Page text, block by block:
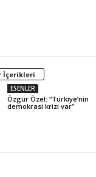
İçerikleri
ESENLER
Özgür Özel: “Türkiye’nin
demokrasi krizi var”